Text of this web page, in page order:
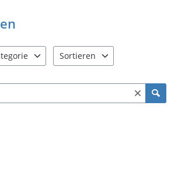
Sortieren
und Kommentaren